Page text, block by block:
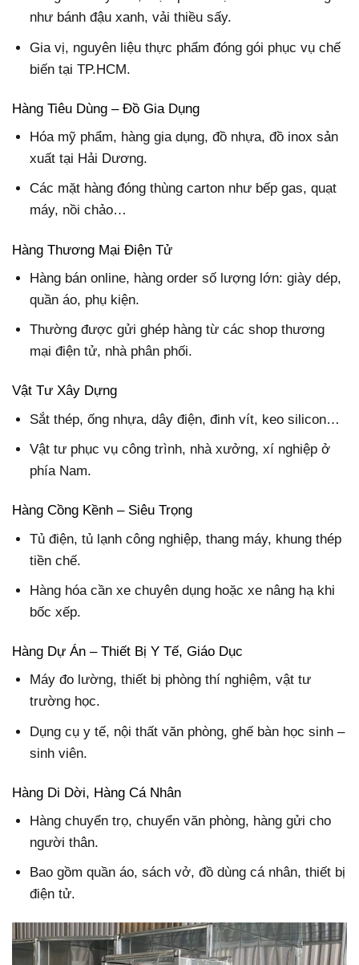
như bánh đậu xanh, vải thiều sấy.
Gia vị, nguyên liệu thực phẩm đóng gói phục vụ chế
biến tại TP.HCM.
Hàng Tiêu Dùng – Đồ Gia Dụng
Hóa mỹ phẩm, hàng gia dụng, đồ nhựa, đồ inox sản
xuất tại Hải Dương.
Các mặt hàng đóng thùng carton như bếp gas, quạt
máy, nồi chảo…
Hàng Thương Mại Điện Tử
Hàng bán online, hàng order số lượng lớn: giày dép,
quần áo, phụ kiện.
Thường được gửi ghép hàng từ các shop thương
mại điện tử, nhà phân phối.
Vật Tư Xây Dựng
Sắt thép, ống nhựa, dây điện, đinh vít, keo silicon…
Vật tư phục vụ công trình, nhà xưởng, xí nghiệp ở
phía Nam.
Hàng Cồng Kềnh – Siêu Trọng
Tủ điện, tủ lạnh công nghiệp, thang máy, khung thép
tiền chế.
Hàng hóa cần xe chuyên dụng hoặc xe nâng hạ khi
bốc xếp.
Hàng Dự Án – Thiết Bị Y Tế, Giáo Dục
Máy đo lường, thiết bị phòng thí nghiệm, vật tư
trường học.
Dụng cụ y tế, nội thất văn phòng, ghế bàn học sinh –
sinh viên.
Hàng Di Dời, Hàng Cá Nhân
Hàng chuyển trọ, chuyển văn phòng, hàng gửi cho
người thân.
Bao gồm quần áo, sách vở, đồ dùng cá nhân, thiết bị
điện tử.